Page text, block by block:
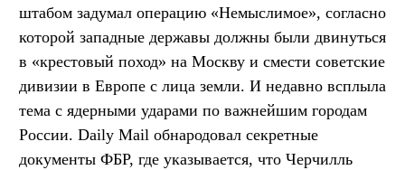
штабом задумал операцию «Немыслимое», согласно
которой западные державы должны были двинуться
в «крестовый поход» на Москву и смести советские
дивизии в Европе с лица земли. И недавно всплыла
тема с ядерными ударами по важнейшим городам
России. Daily Mail обнародовал секретные
документы ФБР, где указывается, что Черчилль